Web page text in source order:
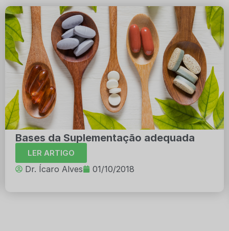
Bases da Suplementação adequada
LER ARTIGO
Dr. Ícaro Alves 01/10/2018